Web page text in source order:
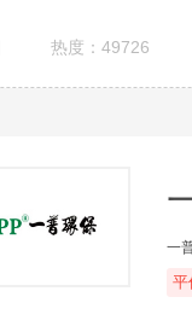
热度：49726
一
平